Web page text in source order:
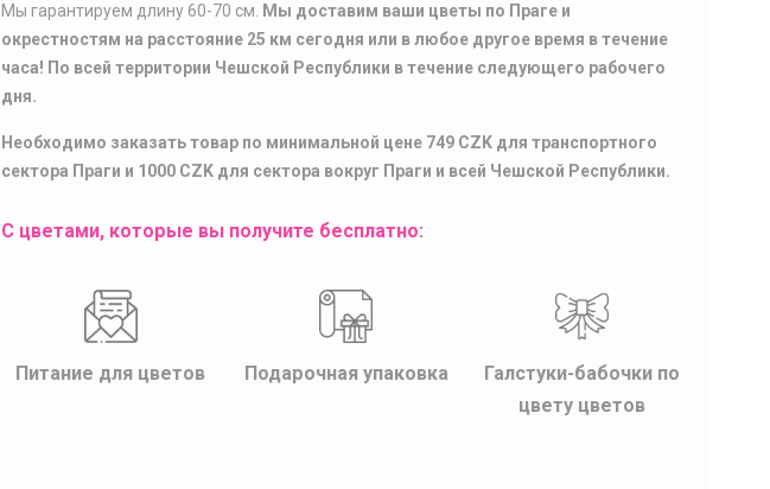
розами
Мы гарантируем длину 60-70 см.
Мы доставим ваши цветы по Праге и
окрестностям на расстояние 25 км сегодня или в любое другое время в течение
часа! По всей территории Чешской Республики в течение следующего рабочего
дня.
Необходимо заказать товар по минимальной цене 749 CZK для транспортного
сектора Праги и 1000 CZK для сектора вокруг Праги и всей Чешской Республики.
С цветами, которые вы получите бесплатно:
Питание для цветов Подарочная упаковка
Галстуки-бабочки по
цвету цветов